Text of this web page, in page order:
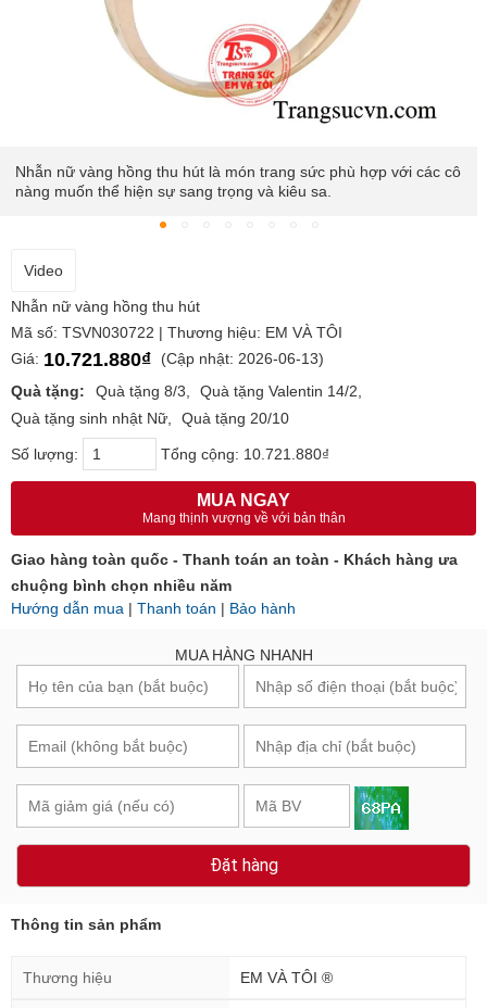
Nhẫn nữ vàng hồng thu hút là món trang sức phù hợp với các cô
nàng muốn thể hiện sự sang trọng và kiêu sa.
Video
Nhẫn nữ vàng hồng thu hút
Mã số: TSVN030722 | Thương hiệu: EM VÀ TÔI
Giá: 10.721.880₫
(Cập nhật: 2026-06-13)
Quà tặng:
Quà tặng 8/3
Quà tặng Valentin 14/2
Quà tặng sinh nhật Nữ
Quà tặng 20/10
Số lượng: Tổng cộng: 10.721.880₫
MUA NGAY
Mang thịnh vượng về với bản thân
Giao hàng toàn quốc - Thanh toán an toàn - Khách hàng ưa
chuộng bình chọn nhiều năm
Hướng dẫn mua | Thanh toán | Bảo hành
MUA HÀNG NHANH
Đặt hàng
Thông tin sản phẩm
Thương hiệu EM VÀ TÔI ®